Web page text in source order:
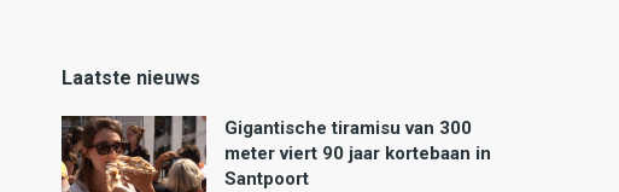
Laatste nieuws
Gigantische tiramisu van 300
meter viert 90 jaar kortebaan in
Santpoort